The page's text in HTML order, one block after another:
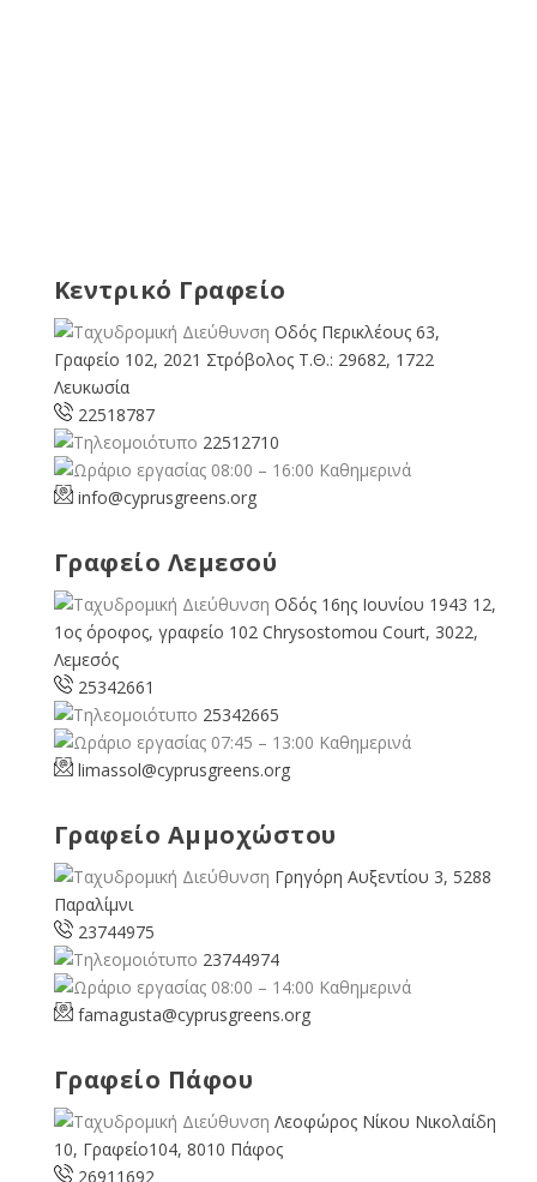
Κεντρικό Γραφείο
Οδός Περικλέους 63,
Γραφείο 102, 2021 Στρόβολος Τ.Θ.: 29682, 1722
Λευκωσία
22518787
22512710
08:00 – 16:00 Καθημερινά
info@cyprusgreens.org
Γραφείο Λεμεσού
Οδός 16ης Ιουνίου 1943 12,
1ος όροφος, γραφείο 102 Chrysostomou Court, 3022,
Λεμεσός
25342661
25342665
07:45 – 13:00 Καθημερινά
limassol@cyprusgreens.org
Γραφείο Αμμοχώστου
Γρηγόρη Αυξεντίου 3, 5288
Παραλίμνι
23744975
23744974
08:00 – 14:00 Καθημερινά
famagusta@cyprusgreens.org
Γραφείο Πάφου
Λεοφώρος Νίκου Νικολαίδη
10, Γραφείο104, 8010 Πάφος
26911692